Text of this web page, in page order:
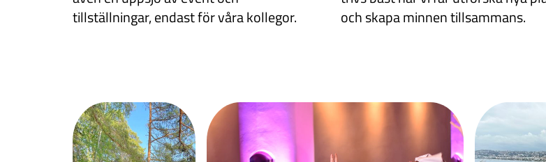
tillställningar, endast för våra kollegor.
och skapa minnen tillsammans.